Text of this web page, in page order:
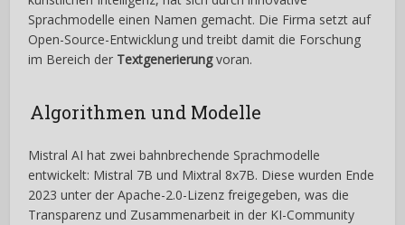
Sprachmodelle einen Namen gemacht. Die Firma setzt auf
Open-Source-Entwicklung und treibt damit die Forschung
im Bereich der Textgenerierungvoran.
Algorithmen und Modelle
Mistral AI hat zwei bahnbrechende Sprachmodelle
entwickelt: Mistral 7B und Mixtral 8x7B. Diese wurden Ende
2023 unter der Apache-2.0-Lizenz freigegeben, was die
Transparenz und Zusammenarbeit in der KI-Community